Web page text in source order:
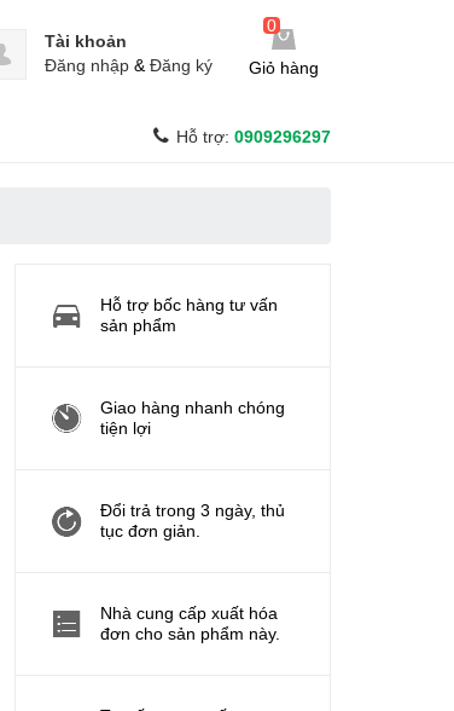
0
Giỏ hàng
Tài khoản
Đăng nhập & Đăng ký
Hỗ trợ: 0909296297
Hỗ trợ bốc hàng tư vấn
sản phẩm
Giao hàng nhanh chóng
tiện lợi
Đổi trả trong 3 ngày, thủ
tục đơn giản.
Nhà cung cấp xuất hóa
đơn cho sản phẩm này.